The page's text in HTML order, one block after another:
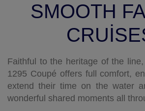
SMOOTH
Faithful to the heritage of the
1295 Coupé offers full comfort,
extend their time on the water
wonderful shared moments all